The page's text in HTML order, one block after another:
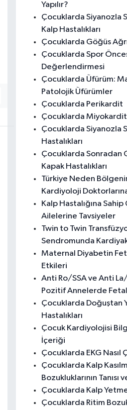
Yapılır?
Çocuklarda Siyanozla
Kalp Hastalıkları
Çocuklarda Göğüs
Çocuklarda Spor
Değerlendirmesi
Çocuklarda Üfürüm:
Patolojik Üfürümler
Çocuklarda Perikardit
Çocuklarda Miyokardit
Çocuklarda Siyanozla
Hastalıkları
Çocuklarda Sonradan
Kapak Hastalıkları
Türkiye Neden
Kardiyoloji
Kalp Hastalığına Sahip
Ailelerine Tavsiyeler
Twin to Twin
Sendromunda
Maternal Diyabetin
Etkileri
Anti Ro/SSA ve Anti
Pozitif Annelerde Fetal
Çocuklarda Doğuştan
Hastalıkları
Çocuk Kardiyolojisi
İçeriği
Çocuklarda EKG Nasıl
Çocuklarda Kalp
Bozukluklarının Tanısı
Çocuklarda Kalp
Çocuklarda Ritim